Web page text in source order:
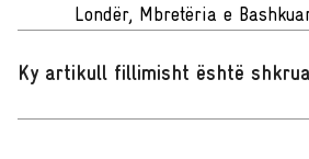
Londër, Mbretëria e
Ky artikull fillimisht është